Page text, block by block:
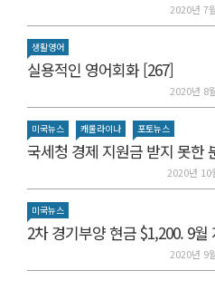
2020년 7
생활영어
실용적인 영어회화 [267]
2020년 8
미국뉴스 캐롤라이나 포토뉴스
국세청 경제 지원금 받지 못한
2020년 10
미국뉴스
2차 경기부양 현금 $1,200. 9월
2020년 9